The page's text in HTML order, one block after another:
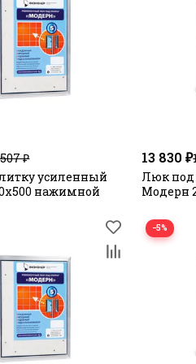
₽
усиленный
нажимной
13 830 ₽
Люк под
Модерн
−5%